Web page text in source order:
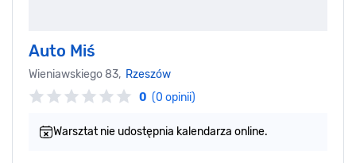
Auto Miś
Wieniawskiego 83, Rzeszów
0 (0 opinii)
Warsztat nie udostępnia kalendarza online.